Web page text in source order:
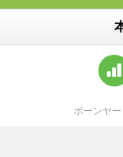
ボーンヤ